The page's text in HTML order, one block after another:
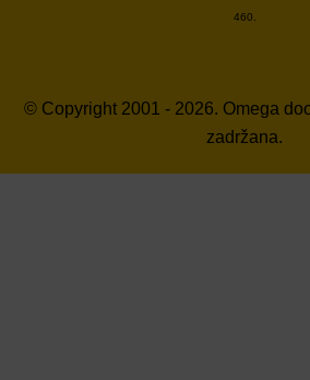
460.
© Copyright 2001 - 2026. Omega
zadržana.